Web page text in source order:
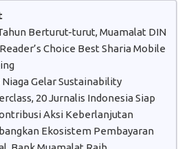
Berturut-turut, Muamalat DIN
Choice Best Sharia Mobile
Niaga Gelar Sustainability
20 Jurnalis Indonesia Siap
Aksi Keberlanjutan
Ekosistem Pembayaran